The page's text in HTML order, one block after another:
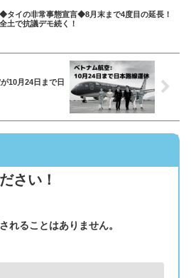
◆タイの非常事態宣言◆8月末まで4度目の延長！
全土で抗議デモ続く！
10月24日まで日
さい！
れることはありません。